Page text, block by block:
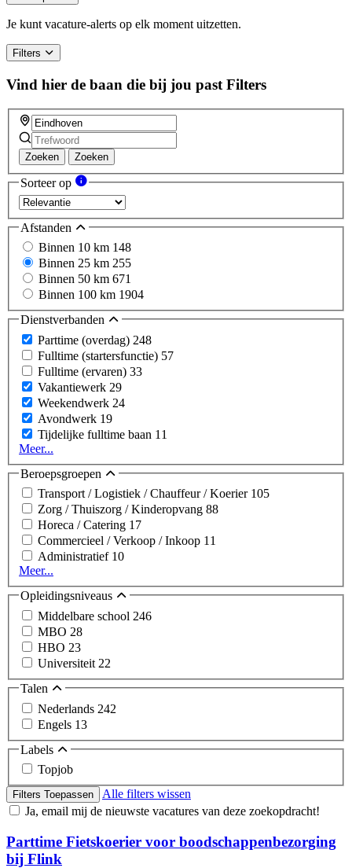
Je kunt vacature-alerts op elk moment uitzetten.
Filters
Vind hier de baan die bij jou past Filters
Zoeken Zoeken
Sorteer op
Afstanden
Binnen 10 km 148
Binnen 25 km 255
Binnen 50 km 671
Binnen 100 km 1904
Dienstverbanden
Parttime (overdag) 248
Fulltime (startersfunctie) 57
Fulltime (ervaren) 33
Vakantiewerk 29
Weekendwerk 24
Avondwerk 19
Tijdelijke fulltime baan 11
Meer...
Beroepsgroepen
Transport / Logistiek / Chauffeur / Koerier 105
Zorg / Thuiszorg / Kinderopvang 88
Horeca / Catering 17
Commercieel / Verkoop / Inkoop 11
Administratief 10
Meer...
Opleidingsniveaus
Middelbare school 246
MBO 28
HBO 23
Universiteit 22
Talen
Nederlands 242
Engels 13
Labels
Topjob
Filters Toepassen
Alle filters wissen
Ja, email mij de nieuwste vacatures van deze zoekopdracht!
Parttime Fietskoerier voor boodschappenbezorging
bij Flink